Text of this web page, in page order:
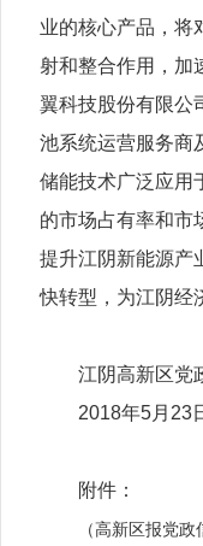
业的核心产品，将
射和整合作用，加
翼科技股份有限公
池系统运营服务商
储能技术广泛应用
的市场占有率和市
提升江阴新能源产
快转型，为江阴经
江阴高新区党
2018年5月23
附件：
（高新区报党